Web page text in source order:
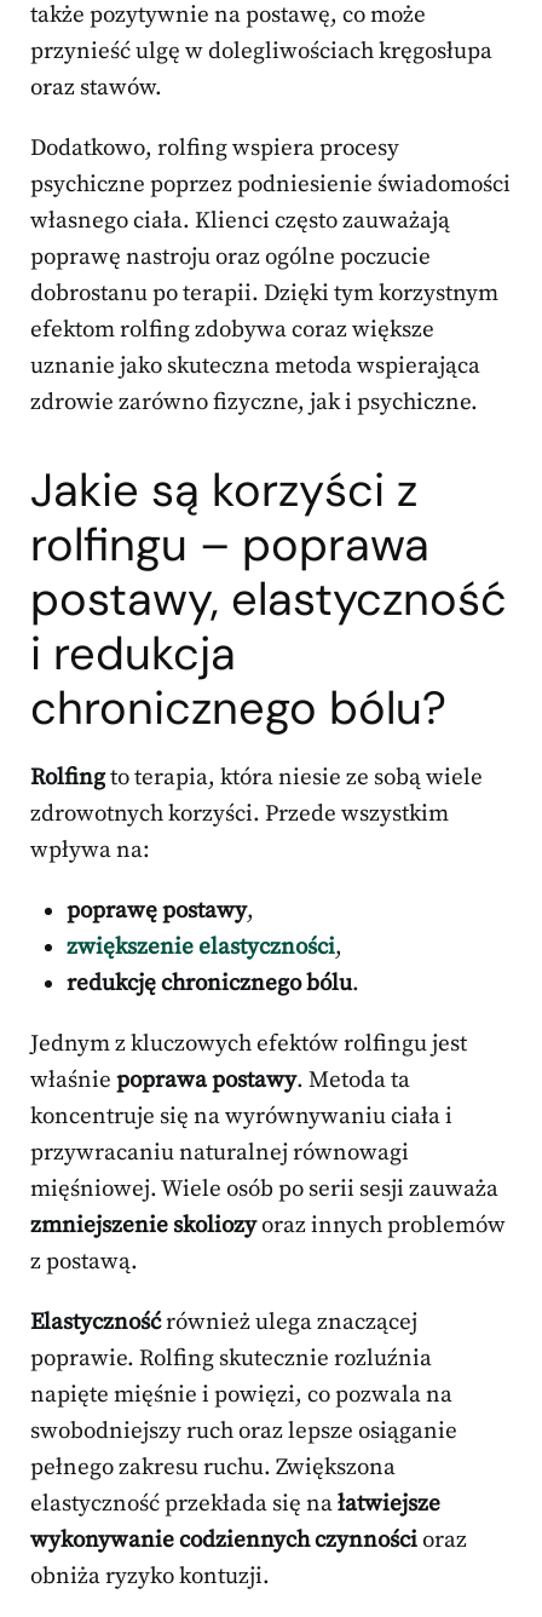
także pozytywnie na postawę, co może
przynieść ulgę w dolegliwościach kręgosłupa
oraz stawów.
Dodatkowo, rolfing wspiera procesy
psychiczne poprzez podniesienie świadomości
własnego ciała. Klienci często zauważają
poprawę nastroju oraz ogólne poczucie
dobrostanu po terapii. Dzięki tym korzystnym
efektom rolfing zdobywa coraz większe
uznanie jako skuteczna metoda wspierająca
zdrowie zarówno fizyczne, jak i psychiczne.
Jakie są korzyści z
rolfingu – poprawa
postawy, elastyczność
i redukcja
chronicznego bólu?
Rolfingto terapia, która niesie ze sobą wiele
zdrowotnych korzyści. Przede wszystkim
wpływa na:
poprawę postawy,
zwiększenie elastyczności,
redukcję chronicznego bólu.
Jednym z kluczowych efektów rolfingu jest
właśnie poprawa postawy. Metoda ta
koncentruje się na wyrównywaniu ciała i
przywracaniu naturalnej równowagi
mięśniowej. Wiele osób po serii sesji zauważa
zmniejszenie skoliozyoraz innych problemów
z postawą.
Elastycznośćrównież ulega znaczącej
poprawie. Rolfing skutecznie rozluźnia
napięte mięśnie i powięzi, co pozwala na
swobodniejszy ruch oraz lepsze osiąganie
pełnego zakresu ruchu. Zwiększona
elastyczność przekłada się nałatwiejsze
wykonywanie codziennych czynnościoraz
obniża ryzyko kontuzji.